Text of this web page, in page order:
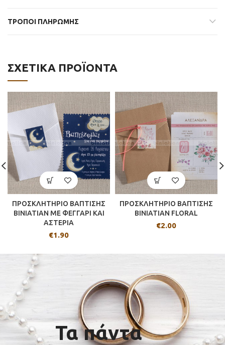
ΤΡΟΠΟΙ ΠΛΗΡΩΜΗΣ
ΣΧΕΤΙΚΆ ΠΡΟΪΌΝΤΑ
ΠΡΟΣΚΛΗΤΗΡΙΟ ΒΑΠΤΙΣΗΣ
BINIATIAN ΜΕ ΦΕΓΓΑΡΙ ΚΑΙ
ΑΣΤΕΡΙΑ
€1.90
ΠΡΟΣΚΛΗΤΗΡΙΟ ΒΑΠΤΙΣΗΣ
BINIATIAN FLORAL
€2.00
Τα πάντα